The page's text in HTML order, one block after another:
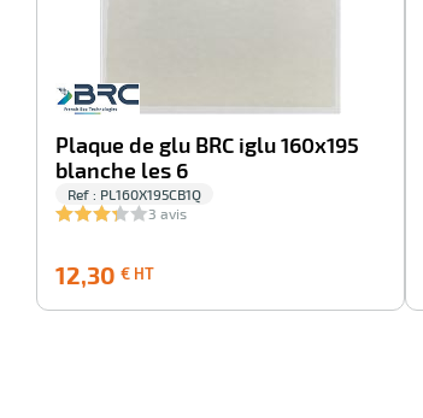
Plaque de glu BRC iglu 160x195
blanche les 6
Ref : PL160X195CB1Q
3 avis
12,30 € HT
HT